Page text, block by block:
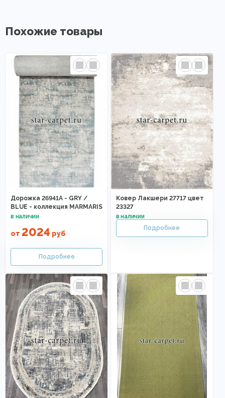
Похожие товары
Дорожка 26941A - GRY /
BLUE - коллекция MARMARIS
от 2024 руб
Ковер Лакшери 27717 цвет
23327